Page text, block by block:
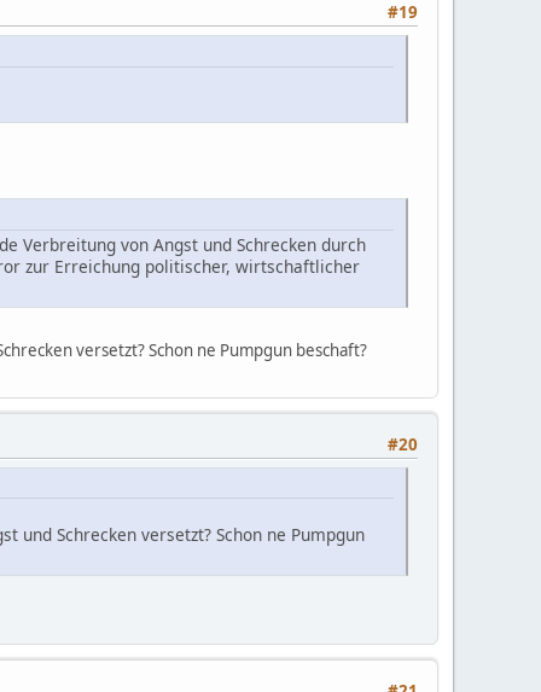
#19
Verbreitung von Angst und Schrecken durch
zur Erreichung politischer, wirtschaftlicher
versetzt? Schon ne Pumpgun beschaft?
#20
und Schrecken versetzt? Schon ne Pumpgun